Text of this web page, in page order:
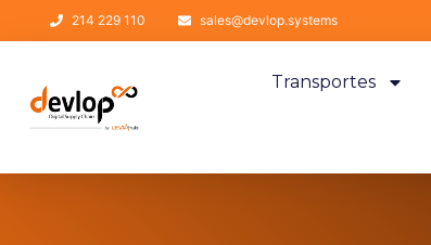
214 229 110 sales@devlop.systems
Transportes